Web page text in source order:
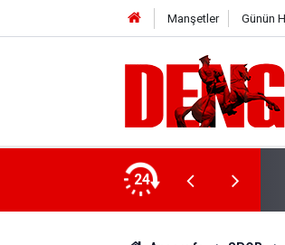
Manşetler Günün
24
kadar devam edecek